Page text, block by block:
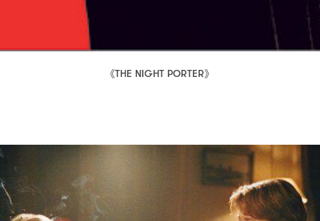
《THE NIGHT PORTER》